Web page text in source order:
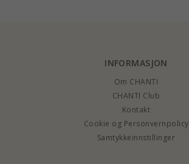
INFORMASJON
Om CHANTI
CHANTI Club
Kontakt
Cookie og Personvernpolicy
Samtykkeinnstillinger